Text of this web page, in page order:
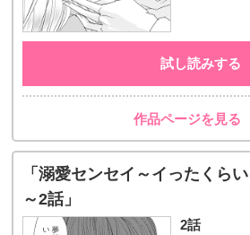
試し読みする
作品ページを見る
「溺愛センセイ～イったくら
～2話」
2話